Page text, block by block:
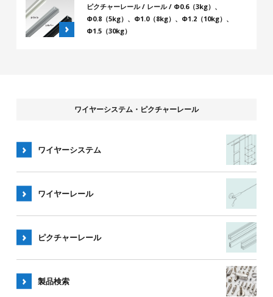
ピクチャーレール / レール / Φ0.6（3kg）、
Φ0.8（5kg）、Φ1.0（8kg）、Φ1.2（10kg）、
Φ1.5（30kg）
ワイヤーシステム・ピクチャーレール
ワイヤーシステム
ワイヤーレール
ピクチャーレール
製品検索